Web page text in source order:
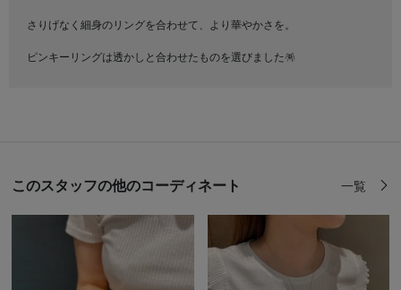
さりげなく細身のリングを合わせて、より華やかさを。
ピンキーリングは透かしと合わせたものを選びました🪅
このスタッフの他のコーディネート 一覧